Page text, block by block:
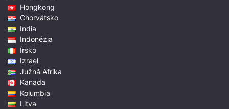
Hongkong
Chorvátsko
India
Indonézia
Írsko
Izrael
Južná Afrika
Kanada
Kolumbia
Litva